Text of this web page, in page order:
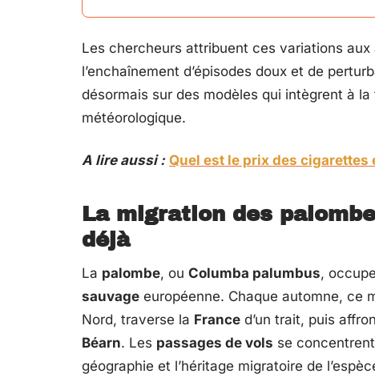
Les chercheurs attribuent ces variations aux
l’enchaînement d’épisodes doux et de
désormais sur des modèles qui intègrent à
météorologique.
A lire aussi : Quel est le prix des cigarettes
La migration des
déjà
La palombe, ou Columba palumbus,
sauvage européenne. Chaque automne, ce
Nord, traverse la France d’un trait, puis
Béarn. Les passages de vols se
géographie et l’héritage migratoire de